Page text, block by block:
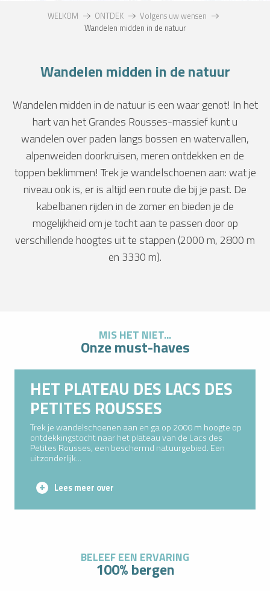
WELKOM ONTDEK
Volgens uw wensen
Wandelen midden in de natuur
Wandelen midden in de natuur
Wandelen midden in de natuur is een waar genot! In het
hart van het Grandes Rousses-massief kunt u
wandelen over paden langs bossen en watervallen,
alpenweiden doorkruisen, meren ontdekken en de
toppen beklimmen! Trek je wandelschoenen aan: wat je
niveau ook is, er is altijd een route die bij je past. De
kabelbanen rijden in de zomer en bieden je de
mogelijkheid om je tocht aan te passen door op
verschillende hoogtes uit te stappen (2000 m, 2800 m
en 3330 m).
MIS HET NIET...
Onze must-haves
HET PLATEAU DES LACS DES
PETITES ROUSSES
Trek je wandelschoenen aan en ga op 2000 m hoogte op
ontdekkingstocht naar het plateau van de Lacs des
Petites Rousses, een beschermd natuurgebied. Een
uitzonderlijk...
Lees meer over
BELEEF EEN ERVARING
100% bergen